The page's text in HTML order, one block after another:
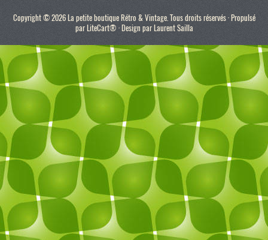
Copyright © 2026 La petite boutique Rétro & Vintage. Tous droits réservés · Propulsé
parLiteCart® · Design parLaurent Sailla